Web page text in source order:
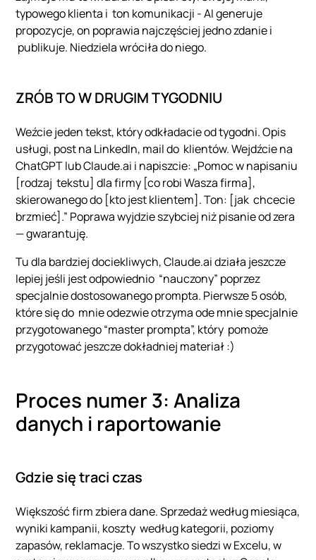
typowego klienta i ton komunikacji - AI generuje
propozycje, on poprawia najczęściej jedno zdanie i
publikuje. Niedziela wróciła do niego.
ZRÓB TO W DRUGIM TYGODNIU
Weźcie jeden tekst, który odkładacie od tygodni. Opis
usługi, post na LinkedIn, mail do klientów. Wejdźcie na
ChatGPT lub Claude.ai i napiszcie: „Pomoc w napisaniu
[rodzaj tekstu] dla firmy [co robi Wasza firma],
skierowanego do [kto jest klientem]. Ton: [jak chcecie
brzmieć].” Poprawa wyjdzie szybciej niż pisanie od zera
— gwarantuję.
Tu dla bardziej dociekliwych, Claude.ai działa jeszcze
lepiej jeśli jest odpowiednio “nauczony” poprzez
specjalnie dostosowanego prompta. Pierwsze 5 osób,
które się do mnie odezwie otrzyma ode mnie specjalnie
przygotowanego “master prompta”, który pomoże
przygotować jeszcze dokładniej materiał :)
Proces numer 3: Analiza
danych i raportowanie
Gdzie się traci czas
Większość firm zbiera dane. Sprzedaż według miesiąca,
wyniki kampanii, koszty według kategorii, poziomy
zapasów, reklamacje. To wszystko siedzi w Excelu, w